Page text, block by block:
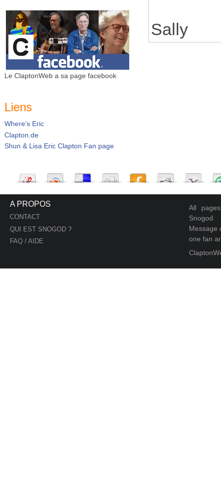
Le ClaptonWeb a sa page facebook
Liens
Where's Eric
Clapton.de
Shun & Lisa Eric Clapton Fan page
Sally
A PROPOS
CONTACT
QUI EST SNOGOD ?
FAQ / AIDE
All
Snogod
Message
one fan